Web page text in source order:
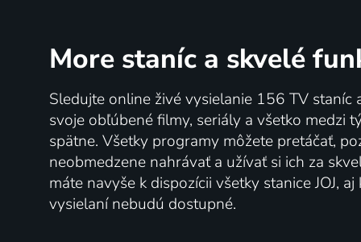
More staníc a skvelé
Sledujte online živé vysielanie 156 TV staníc
svoje obľúbené filmy, seriály a všetko medzi
spätne. Všetky programy môžete pretáčať,
neobmedzene nahrávať a užívať si ich za
máte navyše k dispozícii všetky stanice JOJ,
vysielaní nebudú dostupné.